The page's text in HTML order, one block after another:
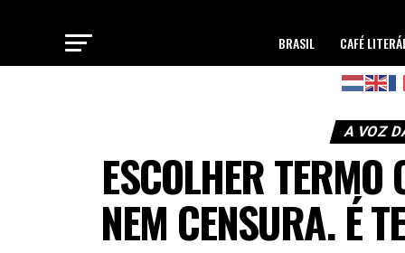
BRASIL CAFÉ
A VOZ
ESCOLHER TERMO
NEM CENSURA. É